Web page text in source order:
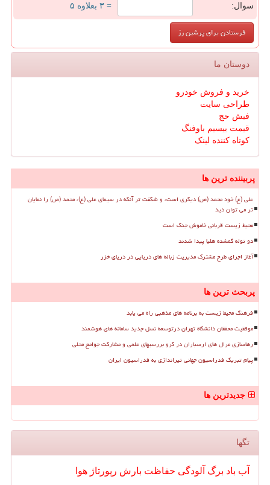
سوال: = ۳ بعلاوه ۵
دوستان ما
خرید و فروش خودرو
طراحی سایت
فیش حج
قیمت بیسیم باوفنگ
کوتاه کننده لینک
پربیننده ترین ها
علی (ع) خود محمد (ص) دیگری است، و شگفت تر آنکه در سیمای علی (ع)، محمد (ص) را نمایان
تر می توان دید
محیط زیست قربانی خاموش جنگ است
دو توله گمشده هلیا پیدا شدند
آغاز اجرای طرح مشترک مدیریت زباله های دریایی در دریای خزر
پربحث ترین ها
فرهنگ محیط زیست به برنامه های مذهبی راه می یابد
موفقیت محققان دانشگاه تهران درتوسعه نسل جدید سامانه های هوشمند
رهاسازی مرال های ارسباران در گرو بررسیهای علمی و مشارکت جوامع محلی
پیام تبریک فدراسیون جهانی تیراندازی به فدراسیون ایران
جدیدترین ها
تگها
آب باد برگ آلودگی حفاظت بارش رپورتاژ هوا